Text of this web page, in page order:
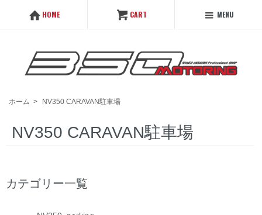
HOME CART MENU
ホーム > NV350 CARAVAN駐車場
NV350 CARAVAN駐車場
カテゴリー一覧